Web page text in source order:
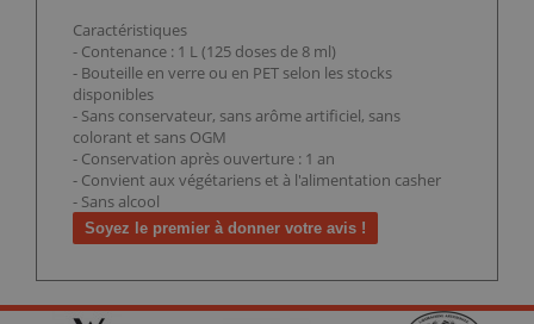
Caractéristiques
- Contenance : 1 L (125 doses de 8 ml)
- Bouteille en verre ou en PET selon les stocks
disponibles
- Sans conservateur, sans arôme artificiel, sans
colorant et sans OGM
- Conservation après ouverture : 1 an
- Convient aux végétariens et à l'alimentation casher
- Sans alcool
Soyez le premier à donner votre avis !